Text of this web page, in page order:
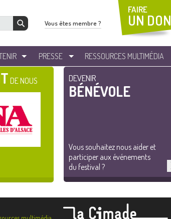
PRESSE RESSOURCES MULTIMÉDIA
Vous êtes membre ?
FAIRE
UN DON
DE NOUS DEVENIR
BÉNÉVOLE
Vous souhaitez nous aider et
participer aux événements
du festival ?